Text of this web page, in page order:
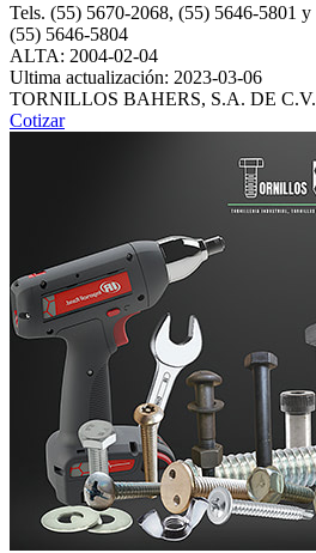
Tels. (55) 5670-2068, (55) 5646-5801 y
(55) 5646-5804
ALTA: 2004-02-04
Ultima actualización: 2023-03-06
TORNILLOS BAHERS, S.A. DE C.V.
Cotizar